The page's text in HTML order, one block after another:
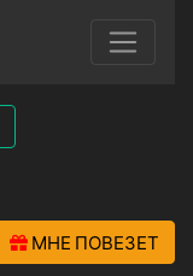
МНЕ ПОВЕЗЕТ